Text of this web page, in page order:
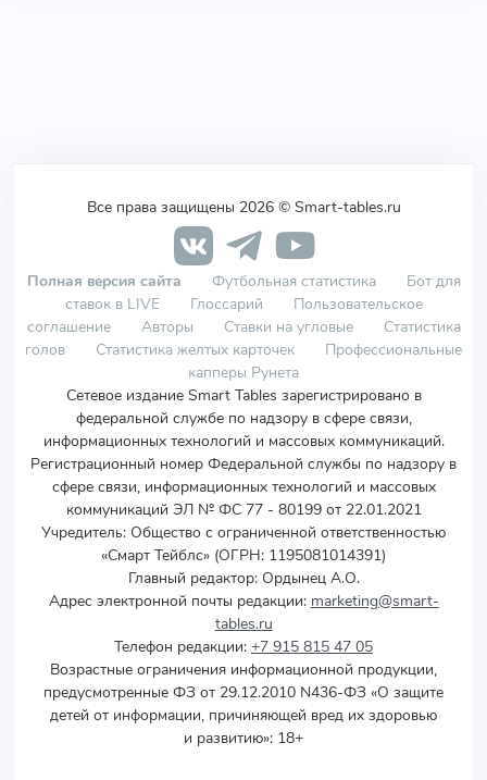
Все права защищены 2026 © Smart-tables.ru
Полная версия сайта Футбольная статистика
Бот для
ставок в LIVE
Глоссарий
Пользовательское
соглашение
Авторы Ставки на угловые
Статистика
голов
Статистика желтых карточек
Профессиональные
капперы Рунета
Сетевое издание Smart Tables зарегистрировано в
федеральной службе по надзору в сфере связи,
информационных технологий и массовых коммуникаций.
Регистрационный номер Федеральной службы по надзору в
сфере связи, информационных технологий и массовых
коммуникаций ЭЛ № ФС 77 - 80199 от 22.01.2021
Учредитель: Общество с ограниченной ответственностью
«Смарт Тейблс» (ОГРН: 1195081014391)
Главный редактор: Ордынец А.О.
Адрес электронной почты редакции: marketing@smart-
tables.ru
Телефон редакции: +7 915 815 47 05
Возрастные ограничения информационной продукции,
предусмотренные ФЗ от 29.12.2010 N436-ФЗ «О защите
детей от информации, причиняющей вред их здоровью
и развитию»: 18+